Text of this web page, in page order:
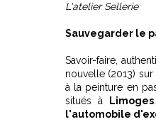
L'atelier Sellerie
Sauvegarder le
Savoir-faire,
nouvelle (2013)
à la peinture en
situés à
Limoges
l'automobile